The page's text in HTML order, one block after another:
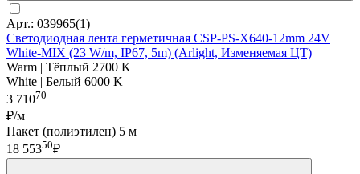
Арт.: 039965(1)
Светодиодная лента герметичная CSP-PS-X640-12mm 24V
White-MIX (23 W/m, IP67, 5m) (Arlight, Изменяемая ЦТ)
Warm | Тёплый 2700 K
White | Белый 6000 K
3 71070
₽/м
Пакет (полиэтилен) 5 м
18 55350₽